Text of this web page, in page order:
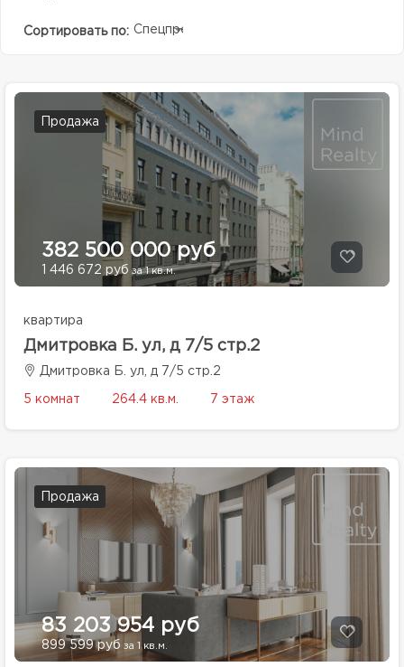
Сортировать по: Спецпредолжение
Продажа
382 500 000 руб
1 446 672 руб за 1 кв.м.
квартира
Дмитровка Б. ул, д 7/5 стр.2
Дмитровка Б. ул, д 7/5 стр.2
5 комнат 264.4 кв.м. 7 этаж
Продажа
83 203 954 руб
899 599 руб за 1 кв.м.